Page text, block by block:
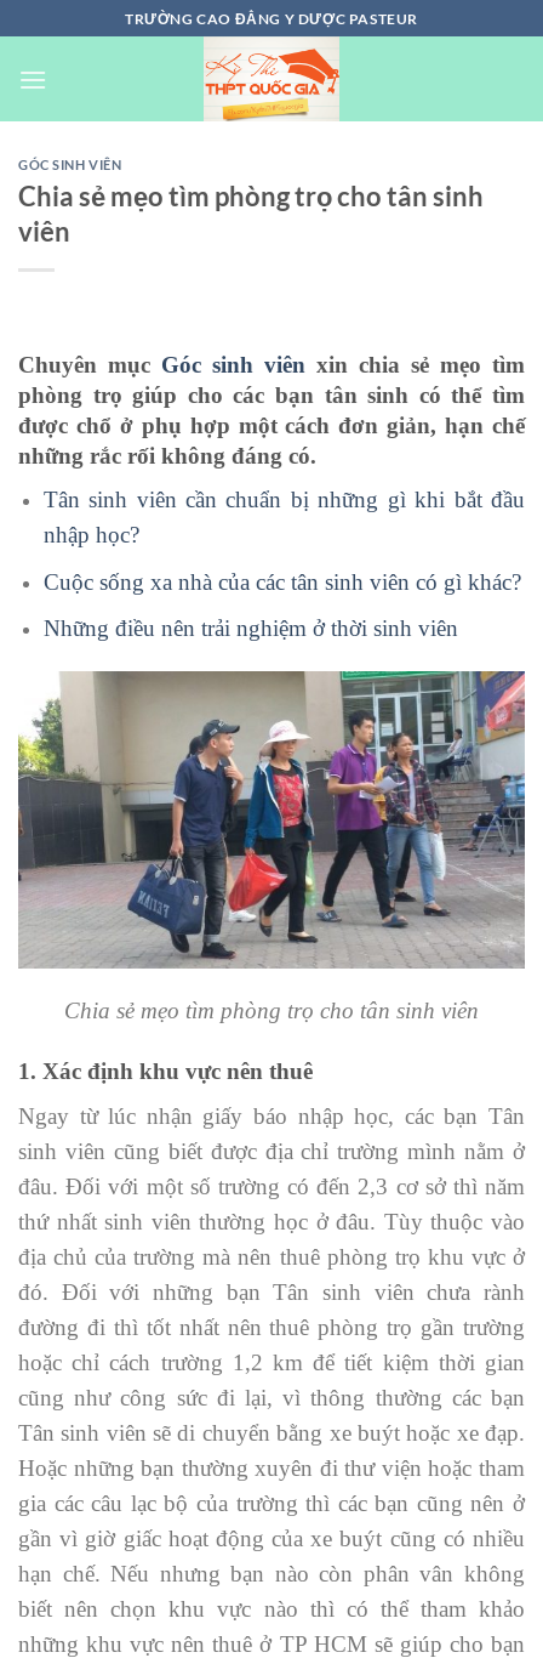
đến
nội
TRƯỜNG CAO ĐẲNG Y DƯỢC PASTEUR
GÓC SINH VIÊN
Chia sẻ mẹo tìm phòng trọ cho tân sinh
viên
Chuyên mục Góc sinh viên xin chia sẻ mẹo tìm
phòng trọ giúp cho các bạn tân sinh có thể tìm
được chổ ở phụ hợp một cách đơn giản, hạn chế
những rắc rối không đáng có.
Tân sinh viên cần chuẩn bị những gì khi bắt đầu
nhập học?
Cuộc sống xa nhà của các tân sinh viên có gì khác?
Những điều nên trải nghiệm ở thời sinh viên
Chia sẻ mẹo tìm phòng trọ cho tân sinh viên
1. Xác định khu vực nên thuê
Ngay từ lúc nhận giấy báo nhập học, các bạn Tân
sinh viên cũng biết được địa chỉ trường mình nằm ở
đâu. Đối với một số trường có đến 2,3 cơ sở thì năm
thứ nhất sinh viên thường học ở đâu. Tùy thuộc vào
địa chủ của trường mà nên thuê phòng trọ khu vực ở
đó. Đối với những bạn Tân sinh viên chưa rành
đường đi thì tốt nhất nên thuê phòng trọ gần trường
hoặc chỉ cách trường 1,2 km để tiết kiệm thời gian
cũng như công sức đi lại, vì thông thường các bạn
Tân sinh viên sẽ di chuyển bằng xe buýt hoặc xe đạp.
Hoặc những bạn thường xuyên đi thư viện hoặc tham
gia các câu lạc bộ của trường thì các bạn cũng nên ở
gần vì giờ giấc hoạt động của xe buýt cũng có nhiều
hạn chế. Nếu nhưng bạn nào còn phân vân không
biết nên chọn khu vực nào thì có thể tham khảo
những khu vực nên thuê ở TP HCM sẽ giúp cho bạn